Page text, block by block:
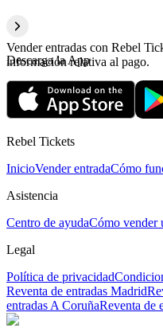
Vender entradas con Rebel
información relativa al pago.
Descarga la App
Rebel Tickets
InicioVender entradaCómo
Asistencia
Centro de ayudaCómo vender
Legal
Política de privacidad
Reventa de entradas Madrid
entradas A CoruñaReventa de